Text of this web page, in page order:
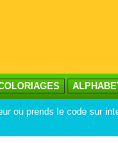
ou prends le code sur